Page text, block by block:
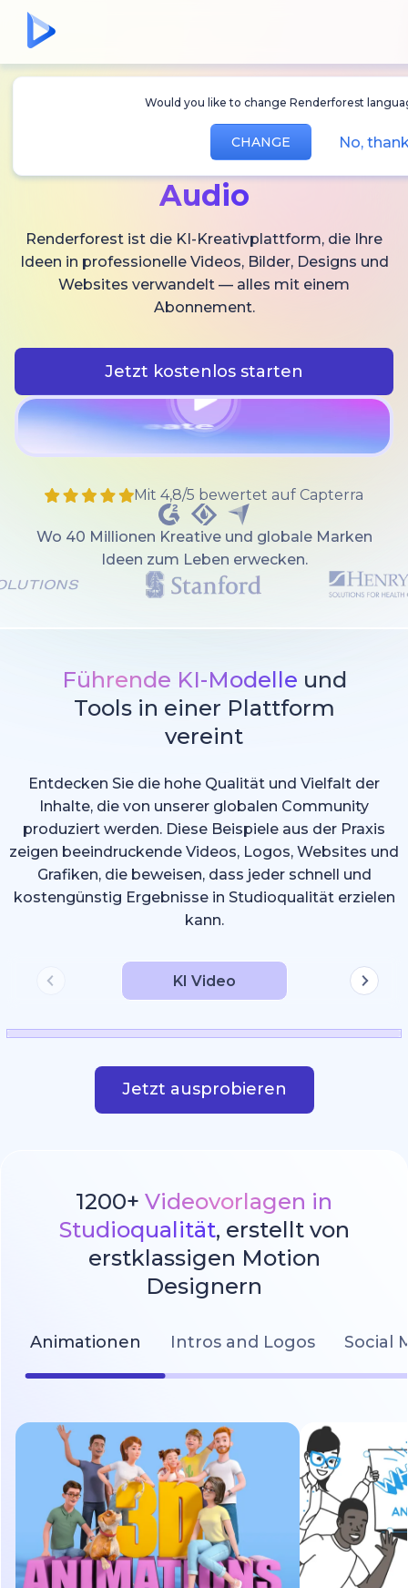
Would you like to change Renderforest
CHANGE No,
Erstellen SieKI-
Bilder und
Audio
Renderforest ist die KI-Kreativplattform, die Ihre
Ideen in professionelle Videos, Bilder, Designs und
Websites verwandelt — alles mit einem
Abonnement.
Jetzt kostenlos starten
Mit 4,8/5 bewertet auf Capterra
Wo 40 Millionen Kreative und globale Marken
Ideen zum Leben erwecken.
Führende KI-Modelle und
Tools in einer Plattform
vereint
Entdecken Sie die hohe Qualität und Vielfalt der
Inhalte, die von unserer globalen Community
produziert werden. Diese Beispiele aus der Praxis
zeigen beeindruckende Videos, Logos, Websites und
Grafiken, die beweisen, dass jeder schnell und
kostengünstig Ergebnisse in Studioqualität erzielen
kann.
KI Video
Jetzt ausprobieren
1200+ Videovorlagen in
Studioqualität, erstellt von
erstklassigen Motion
Designern
Animationen Intros and Logos Social